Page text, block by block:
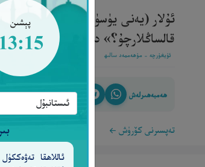
پېشىن
13:15
ئاللاھقا
ئۇلار (يەنى يۈسۈفنىڭ
قالساڭلارچۇ؟» دېدى[74].‎
ئۇيغۇرچە - مۇھەممەد سالىھ
ھەمبەھىرلەش
تەپسىرنى كۆرۈش